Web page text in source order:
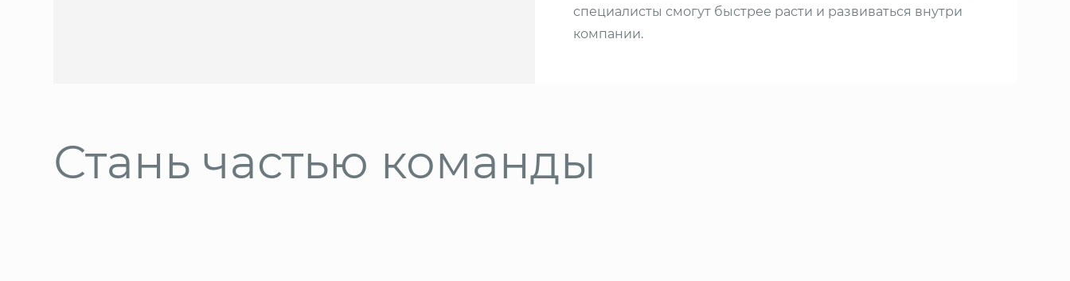
специалисты смогут быстрее расти и развиваться внутри
компании.
Стань частью команды